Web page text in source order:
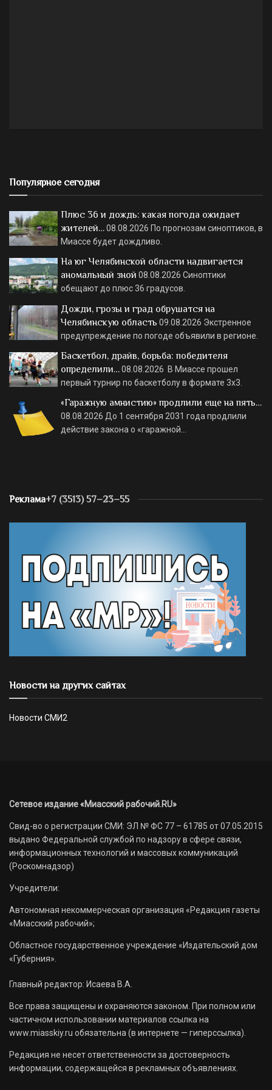
Популярное сегодня
Плюс 36 и дождь: какая погода ожидает
жителей…08.08.2026 По прогнозам синоптиков, в
Миассе будет дождливо.
На юг Челябинской области надвигается
аномальный зной 08.08.2026 Синоптики
обещают до плюс 36 градусов.
Дожди, грозы и град обрушатся на
Челябинскую область 09.08.2026 Экстренное
предупреждение по погоде объявили в регионе.
Баскетбол, драйв, борьба: победителя
определили…08.08.2026 В Миассе прошел
первый турнир по баскетболу в формате 3х3.
«Гаражную амнистию» продлили еще на пять…
08.08.2026 До 1 сентября 2031 года продлили
действие закона о «гаражной…
Реклама+7 (3513) 57–23–55
Новости на других сайтах
Новости СМИ2
Сетевое издание «Миасский рабочий.RU»
Свид-во о регистрации СМИ: ЭЛ № ФС 77 – 61785 от 07.05.2015
выдано Федеральной службой по надзору в сфере связи,
информационных технологий и массовых коммуникаций
(Роскомнадзор)
Учредители:
Автономная некоммерческая организация «Редакция газеты
«Миасский рабочий»;
Областное государственное учреждение «Издательский дом
«Губерния».
Главный редактор: Исаева В.А.
Все права защищены и охраняются законом. При полном или
частичном использовании материалов ссылка на
www.miasskiy.ru обязательна (в интернете — гиперссылка).
Редакция не несет ответственности за достоверность
информации, содержащейся в рекламных объявлениях.